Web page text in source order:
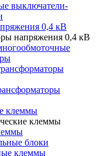
выключатели-
0,4 кВ
напряжения 0,4 кВ
клеммы
клеммы
блоки
клеммы